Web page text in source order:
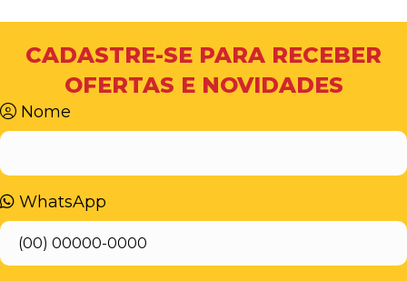
CADASTRE-SE PARA RECEBER
OFERTAS E NOVIDADES
Nome
WhatsApp